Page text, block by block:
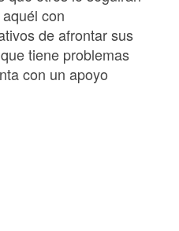
con
de afrontar sus
tiene problemas
con un apoyo